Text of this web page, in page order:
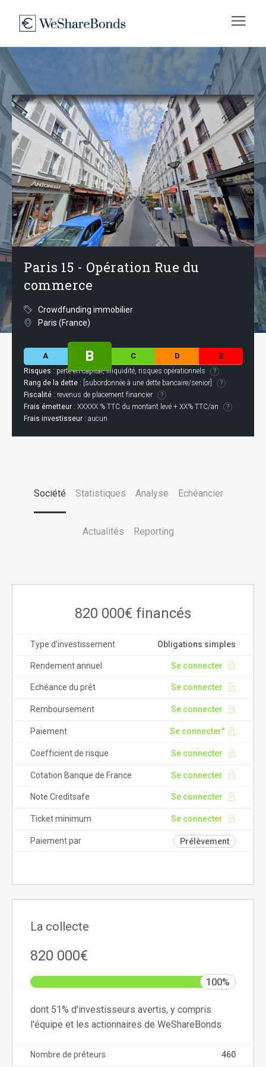
Paris 15 - Opération Rue du
commerce
Crowdfunding immobilier
Paris (France)
A B C D E
Risques : perte en capital, illiquidité, risques opérationnels
Rang de la dette : [subordonnée à une dette bancaire/senior]
Fiscalité : revenus de placement financier
Frais émetteur : XXXXX % TTC du montant levé + XX% TTC/an
Frais investisseur : aucun
Société Statistiques Analyse Echéancier
Actualités Reporting
820 000€ financés
Type d'investissement Obligations simples
Rendement annuel Se connecter
Echéance du prêt Se connecter
Remboursement Se connecter
Paiement Se connecter"
Coefficient de risque Se connecter
Cotation Banque de France Se connecter
Note Creditsafe Se connecter
Ticket minimum Se connecter
Paiement par Prélèvement
La collecte
820 000€
100%
dont 51% d'investisseurs avertis, y compris
l'équipe et les actionnaires de WeShareBonds
Nombre de préteurs 460